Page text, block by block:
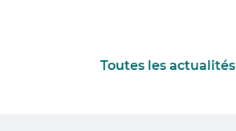
Toutes les actualités